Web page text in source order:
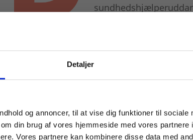
Detaljer
og annoncer, til at vise dig funktioner til sociale
din brug af vores hjemmeside med vores partnere
Vores partnere kan kombinere disse data med
hjælperuddannelsen
involveret. Vi har talt
læremiddelforfattere,
Frem mod september 2026
social- og
mm.
Tilgå